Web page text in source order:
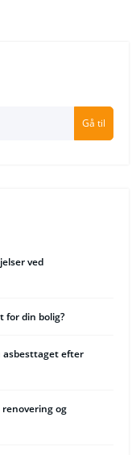
Gå til
ved
for din bolig?
asbesttaget efter
og